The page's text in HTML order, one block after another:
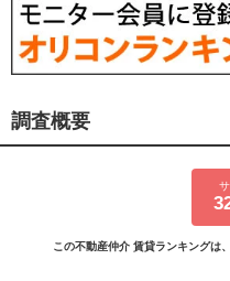
調査概要
この不動産仲介 賃貸ランキングは